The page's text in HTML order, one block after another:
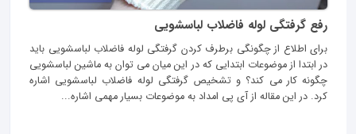
رفع گرفتگی لوله فاضلاب لباسشویی
برای اطلاع از چگونگی برطرف کردن گرفتگی لوله فاضلاب لباسشویی باید
در ابتدا از موضوعات ابتدایی که در این میان می توان به ماشین لباسشویی
چگونه کار می کند؟ و تشخیص گرفتگی لوله فاضلاب لباسشویی اشاره
کرد. در این مقاله از آی پی امداد به موضوعات بسیار مهمی اشاره...